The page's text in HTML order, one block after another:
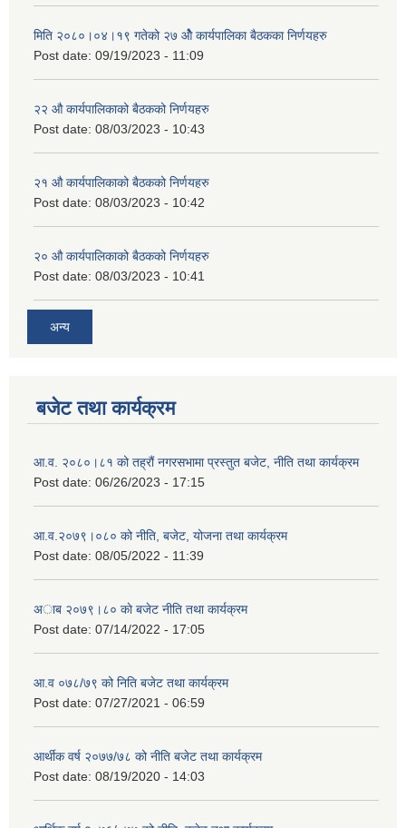
मिति २०८०।०४।१९ गतेको २७ ‌‍‌ओेै कार्यपालिका बैठकका निर्णयहरु
Post date: 09/19/2023 - 11:09
२‍२ औ कार्यपालिकाको बैठकको निर्णयहरु
Post date: 08/03/2023 - 10:43
२‍१ औ कार्यपालिकाको बैठकको निर्णयहरु
Post date: 08/03/2023 - 10:42
२‍० औ कार्यपालिकाको बैठकको निर्णयहरु
Post date: 08/03/2023 - 10:41
अन्य
बजेट तथा कार्यक्रम
आ.व. २०८०।८१ को तह्रौं नगरसभामा प्रस्तुत बजेट, नीति तथा कार्यक्रम
Post date: 06/26/2023 - 17:15
आ.व.२०७९।०८० को नीति, बजेट, योजना तथा कार्यक्रम
Post date: 08/05/2022 - 11:39
अाब २०७९।८० काे बजेट नीति तथा कार्यक्रम
Post date: 07/14/2022 - 17:05
आ.व ०७८/७९ को निति बजेट तथा कार्यक्रम
Post date: 07/27/2021 - 06:59
आर्थीक वर्ष २०७७/७८ को नीति बजेट तथा कार्यक्रम
Post date: 08/19/2020 - 14:03